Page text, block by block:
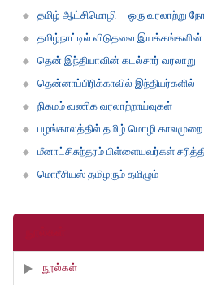
தமிழ் ஆட்சிமொழி – ஒரு வரலாற்று
தமிழ்நாட்டில் விடுதலை இயக்கங்களின்
தென் இந்தியாவின் கடல்சார் வரலாறு
தென்னாப்பிரிக்காவில் இந்தியர்களில்
நிகமம் வணிக வரலாற்றாய்வுகள்
பழங்காலத்தில் தமிழ் மொழி காலமுறை
மீனாட்சிசுந்தரம் பிள்ளையவர்கள்
மொரீசியஸ் தமிழரும் தமிழும்
நூல்கள்